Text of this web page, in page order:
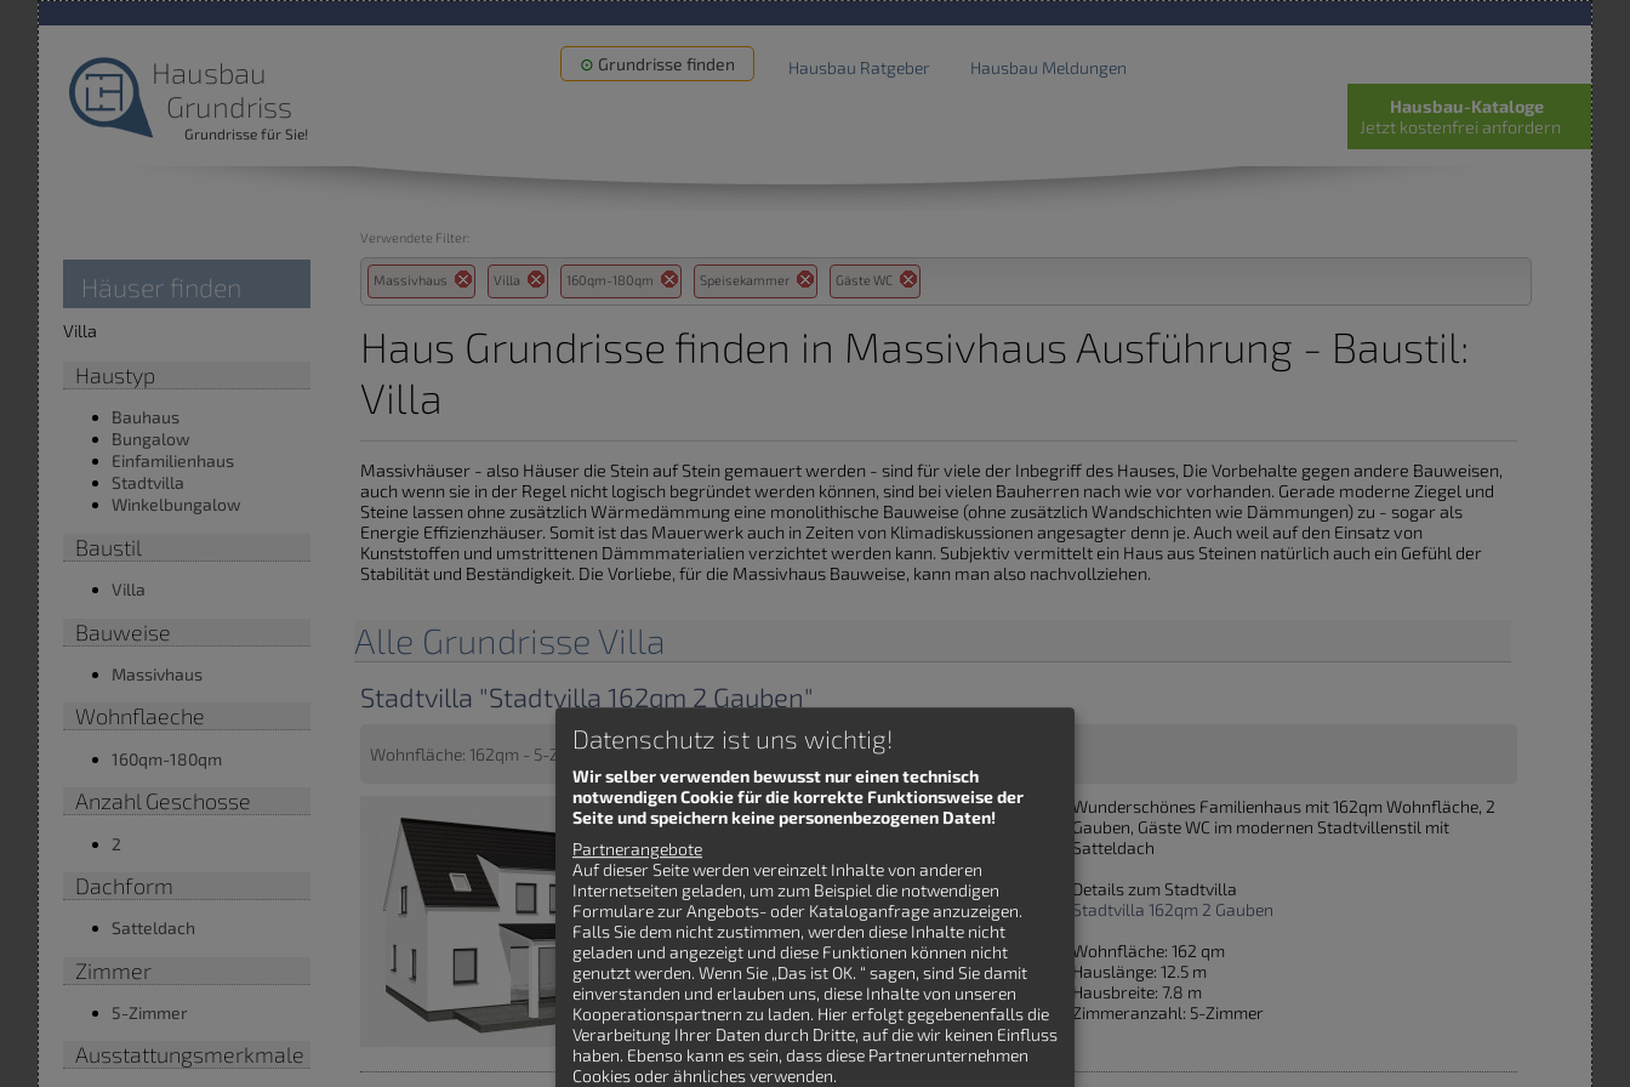
Hausbau
Grundriss
Grundrisse für Sie!
Grundrisse finden Hausbau Ratgeber Hausbau Meldungen
Verwendete Filter:
Massivhaus Villa 160qm-180qm Speisekammer Gäste WC
Haus Grundrisse finden in Massivhaus Ausführung - Baustil:
Villa
Massivhäuser - also Häuser die Stein auf Stein gemauert werden - sind für viele der Inbegriff des Hauses, Die Vorbehalte gegen andere Bauweisen,
auch wenn sie in der Regel nicht logisch begründet werden können, sind bei vielen Bauherren nach wie vor vorhanden. Gerade moderne Ziegel und
Steine lassen ohne zusätzlich Wärmedämmung eine monolithische Bauweise (ohne zusätzlich Wandschichten wie Dämmungen) zu - sogar als
Energie Effizienzhäuser. Somit ist das Mauerwerk auch in Zeiten von Klimadiskussionen angesagter denn je. Auch weil auf den Einsatz von
Kunststoffen und umstrittenen Dämmmaterialien verzichtet werden kann. Subjektiv vermittelt ein Haus aus Steinen natürlich auch ein Gefühl der
Stabilität und Beständigkeit. Die Vorliebe, für die Massivhaus Bauweise, kann man also nachvollziehen.
Alle Grundrisse Villa
Stadtvilla "Stadtvilla 162qm 2 Gauben"
Wohnfläche: 162qm - 5-Zimmer - Massivhaus - Villa
Wunderschönes Familienhaus mit 162qm Wohnfläche, 2
Gauben, Gäste WC im modernen Stadtvillenstil mit
Satteldach
Details zum Stadtvilla
Stadtvilla 162qm 2 Gauben
Wohnfläche: 162 qm
Hauslänge: 12.5 m
Hausbreite: 7.8 m
Zimmeranzahl: 5-Zimmer
Häuser finden
Villa
Haustyp
Bauhaus
Bungalow
Einfamilienhaus
Stadtvilla
Winkelbungalow
Baustil
Villa
Bauweise
Massivhaus
Wohnflaeche
160qm-180qm
Anzahl Geschosse
2
Dachform
Satteldach
Zimmer
5-Zimmer
Ausstattungsmerkmale
Hausbau-Kataloge
Jetzt kostenfrei anfordern
Datenschutz ist uns wichtig!
Wir selber verwenden bewusst nur einen technisch
notwendigen Cookie für die korrekte Funktionsweise der
Seite und speichern keine personenbezogenen Daten!
Partnerangebote
Auf dieser Seite werden vereinzelt Inhalte von anderen
Internetseiten geladen, um zum Beispiel die notwendigen
Formulare zur Angebots- oder Kataloganfrage anzuzeigen.
Falls Sie dem nicht zustimmen, werden diese Inhalte nicht
geladen und angezeigt und diese Funktionen können nicht
genutzt werden. Wenn Sie „Das ist OK. “ sagen, sind Sie damit
einverstanden und erlauben uns, diese Inhalte von unseren
Kooperationspartnern zu laden. Hier erfolgt gegebenenfalls die
Verarbeitung Ihrer Daten durch Dritte, auf die wir keinen Einfluss
haben. Ebenso kann es sein, dass diese Partnerunternehmen
Cookies oder ähnliches verwenden.